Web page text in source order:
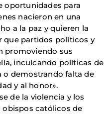
oportunidades para
nacieron en una
a la paz y quieren la
que partidos políticos y
promoviendo sus
inculcando políticas de
o demostrando falta de
y al honor».
de la violencia y los
obispos católicos de